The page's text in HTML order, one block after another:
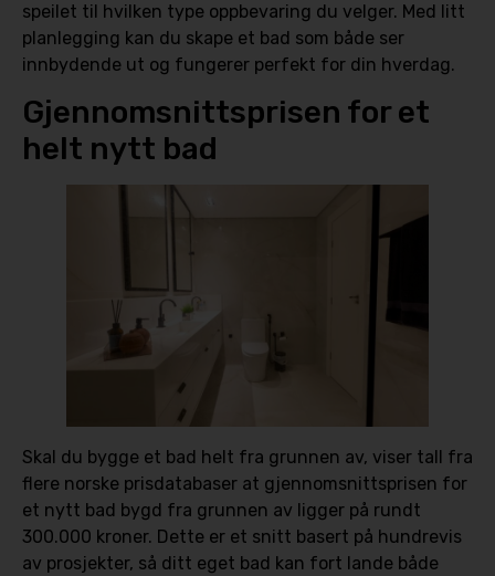
speilet til hvilken type oppbevaring du velger. Med litt
planlegging kan du skape et bad som både ser
innbydende ut og fungerer perfekt for din hverdag.
Gjennomsnittsprisen for et
helt nytt bad
Skal du bygge et bad helt fra grunnen av, viser tall fra
flere norske prisdatabaser at gjennomsnittsprisen for
et nytt bad bygd fra grunnen av ligger på rundt
300.000 kroner. Dette er et snitt basert på hundrevis
av prosjekter, så ditt eget bad kan fort lande både